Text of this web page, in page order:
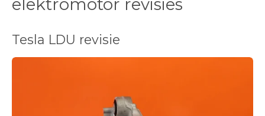
elektromotor revisies
Tesla LDU revisie